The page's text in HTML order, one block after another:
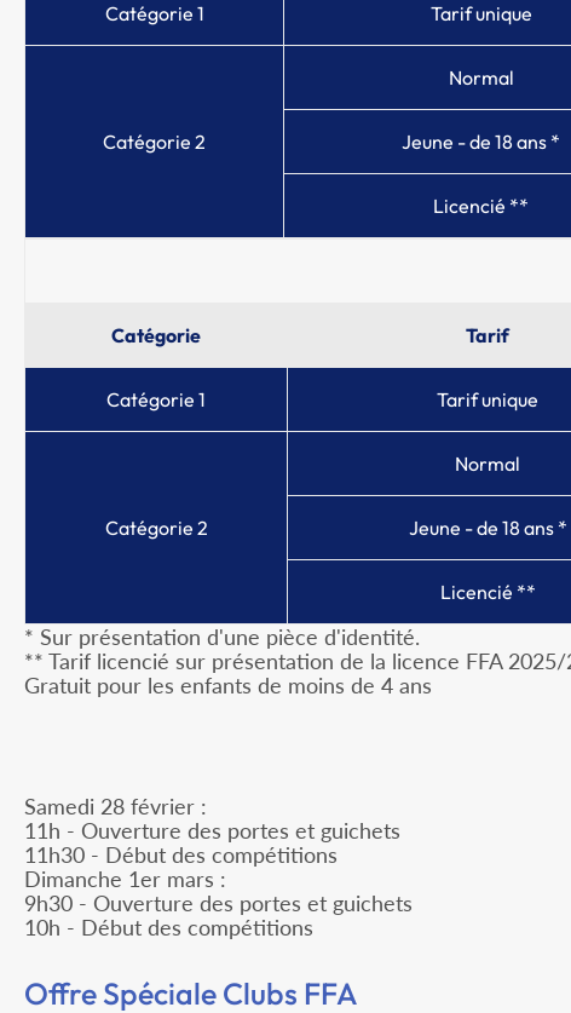
Catégorie 1 Tarif unique
Catégorie 2
Normal
Jeune - de 18 ans *
Licencié **
Catégorie Tarif
Catégorie 1 Tarif unique
Catégorie 2
Normal
Jeune - de 18 ans *
Licencié **
* Sur présentation d'une pièce d'identité.
** Tarif licencié sur présentation de la licence FFA
Gratuit pour les enfants de moins de 4 ans
Samedi 28 février :
11h - Ouverture des portes et guichets
11h30 - Début des compétitions
Dimanche 1er mars :
9h30 - Ouverture des portes et guichets
10h - Début des compétitions
Offre Spéciale Clubs FFA